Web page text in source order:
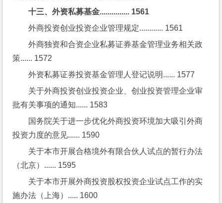
十三、外资私募基金............... 1561
外商投资创业投资企业管理规定............ 1561
外商独资和合资企业私募证券基金管理业务相关政
策...... 1572
外资私募证券投资基金管理人登记说明...... 1577
关于外商投资创业投资企业、创业投资管理企业审
批有关事项的通知...... 1583
国务院关于进一步优化外商投资环境加大吸引外商
投资力度的意见...... 1590
关于本市开展合格境外有限合伙人试点的暂行办法
（北京）...... 1595
关于本市开展外商投资股权投资企业试点工作的实
施办法（上海）..... 1600